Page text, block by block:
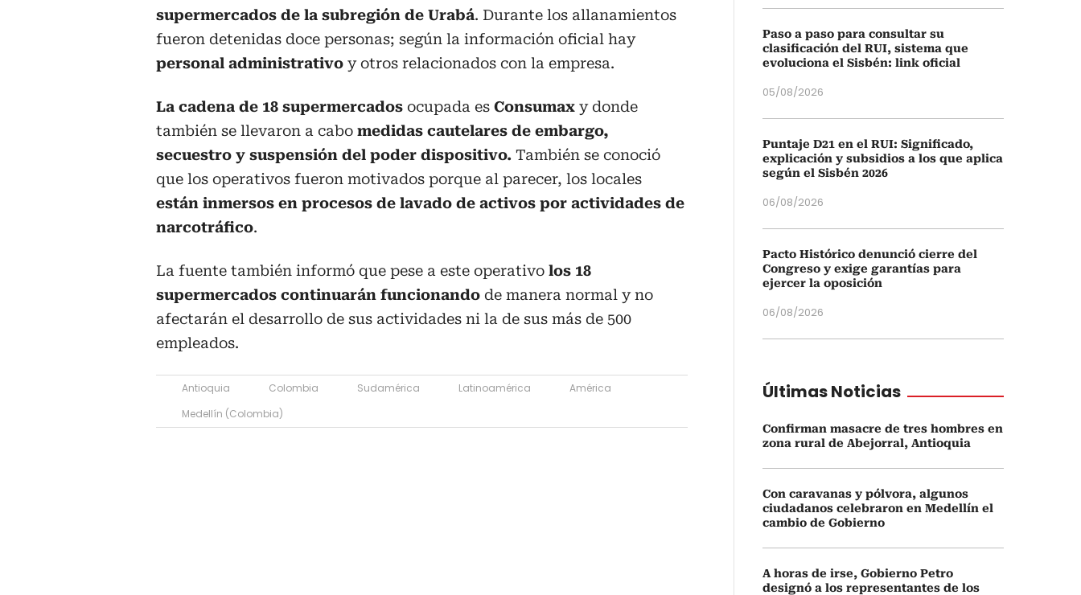
supermercados de la subregión de Urabá. Durante los allanamientos
fueron detenidas doce personas; según la información oficial hay
personal administrativo y otros relacionados con la empresa.
La cadena de 18 supermercados ocupada es Consumax y donde
también se llevaron a cabo medidas cautelares de embargo,
secuestro y suspensión del poder dispositivo. También se conoció
que los operativos fueron motivados porque al parecer, los locales
están inmersos en procesos de lavado de activos por actividades de
narcotráfico.
La fuente también informó que pese a este operativo los 18
supermercados continuarán funcionando de manera normal y no
afectarán el desarrollo de sus actividades ni la de sus más de 500
empleados.
Antioquia Colombia Sudamérica Latinoamérica
América
Medellín (Colombia)
Paso a paso para consultar su
clasificación del RUI, sistema que
evoluciona el Sisbén: link oficial
05/08/2026
Puntaje D21 en el RUI: Significado,
explicación y subsidios a los que aplica
según el Sisbén 2026
06/08/2026
Pacto Histórico denunció cierre del
Congreso y exige garantías para
ejercer la oposición
06/08/2026
Últimas Noticias
Confirman masacre de tres hombres en
zona rural de Abejorral, Antioquia
Con caravanas y pólvora, algunos
ciudadanos celebraron en Medellín el
cambio de Gobierno
A horas de irse, Gobierno Petro
designó a los representantes de los